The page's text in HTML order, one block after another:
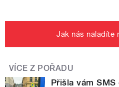
Jak nás naladíte
VÍCE Z POŘADU
Přišla vám